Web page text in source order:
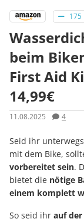
175
beim
First Aid
14,99€
11.08.2025 4
Seid ihr
mit dem Bike,
vorbereitet sein.
bietet die nötige
einem komplett
So seid ihr auf der